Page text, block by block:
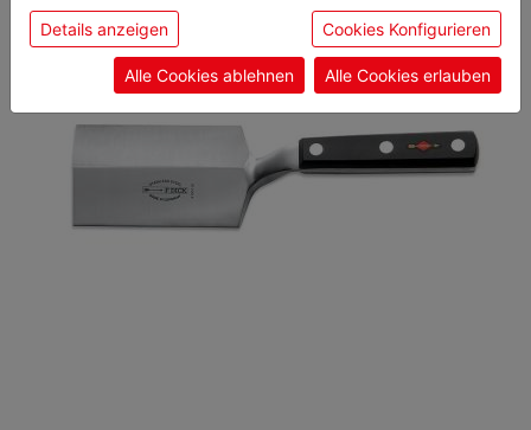
sie unsere Webseite weiter nutzen, geben Sie
Einwilligung zu unseren Cookies.
Details anzeigen Cookies Konfigurieren
Alle Cookies ablehnen Alle Cookies erlauben